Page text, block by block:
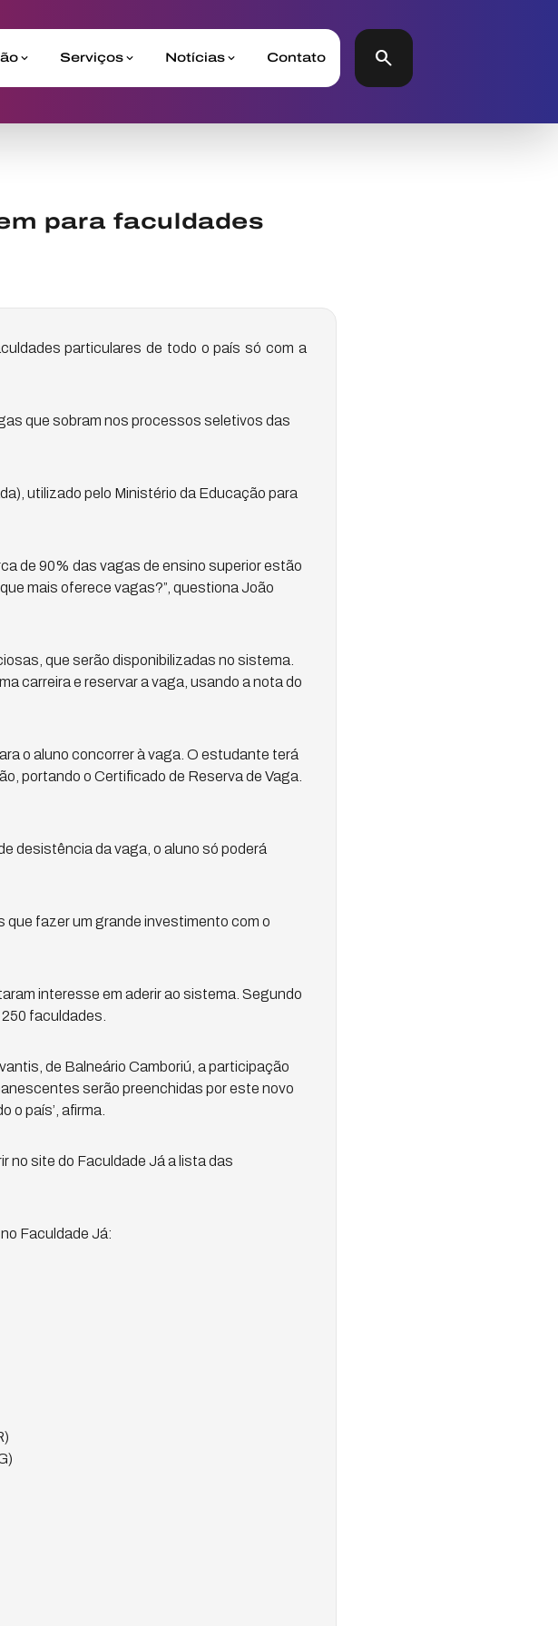
Serviços Notícias Contato search
para faculdades
particulares de todo o país só com a
que sobram nos processos seletivos das
utilizado pelo Ministério da Educação para
de 90% das vagas de ensino superior estão
mais oferece vagas?”, questiona João
que serão disponibilizadas no sistema.
carreira e reservar a vaga, usando a nota do
o aluno concorrer à vaga. O estudante terá
portando o Certificado de Reserva de Vaga.
desistência da vaga, o aluno só poderá
que fazer um grande investimento com o
interesse em aderir ao sistema. Segundo
faculdades.
de Balneário Camboriú, a participação
serão preenchidas por este novo
o país’, afirma.
no site do Faculdade Já a lista das
Faculdade Já: